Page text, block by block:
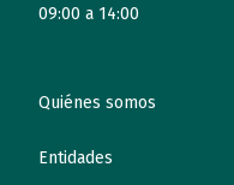
09:00 a 14:00
Quiénes somos
Entidades